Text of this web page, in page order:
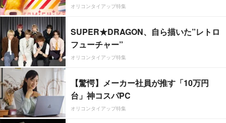
オリコンタイアップ特集
SUPER★DRAGON、自ら描いた”レトロ
フューチャー”
オリコンタイアップ特集
【驚愕】メーカー社員が推す「10万円
台」神コスパPC
オリコンタイアップ特集